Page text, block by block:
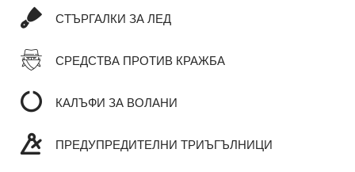
СТЪРГАЛКИ ЗА ЛЕД
СРЕДСТВА ПРОТИВ КРАЖБА
КАЛЪФИ ЗА ВОЛАНИ
ПРЕДУПРЕДИТЕЛНИ ТРИЪГЪЛНИЦИ